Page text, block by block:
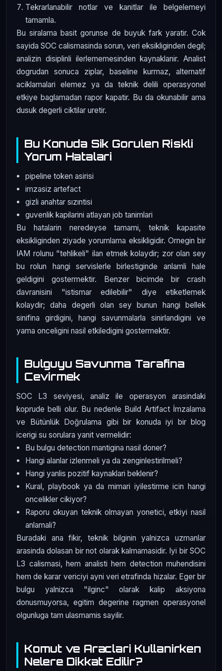
Tekrarlanabilir notlar ve kanitlar ile belgelemeyi
tamamla.
Bu siralama basit gorunse de buyuk fark yaratir. Cok
sayida SOC calismasinda sorun, veri eksikliginden degil;
analizin disiplinli ilerlememesinden kaynaklanir. Analist
dogrudan sonuca ziplar, baseline kurmaz, alternatif
aciklamalari elemez ya da teknik delili operasyonel
etkiye baglamadan rapor kapatir. Bu da okunabilir ama
dusuk degerli ciktilar uretir.
Bu Konuda Sik Gorulen Riskli
Yorum Hatalari
pipeline token asirisi
imzasiz artefact
gizli anahtar sızıntisi
guvenlik kapilarini atlayan job tanimlari
Bu hatalarin neredeyse tamami, teknik kapasite
eksikliginden ziyade yorumlama eksikligidir. Ornegin bir
IAM rolunu "tehlikeli" ilan etmek kolaydir; zor olan sey
bu rolun hangi servislerle birlestiginde anlamli hale
geldigini gostermektir. Benzer bicimde bir crash
davranisini "istismar edilebilir" diye etiketlemek
kolaydir; daha degerli olan sey bunun hangi bellek
sinifina girdigini, hangi savunmalarla sinirlandigini ve
yama onceligini nasil etkiledigini gostermektir.
Bulguyu Savunma Tarafina
Cevirmek
SOC L3 seviyesi, analiz ile operasyon arasindaki
koprude belli olur. Bu nedenle Build Artifact İmzalama
ve Bütünlük Doğrulama gibi bir konuda iyi bir blog
icerigi su sorulara yanit vermelidir:
Bu bulgu detection mantigina nasil doner?
Hangi alanlar izlenmeli ya da zenginlestirilmeli?
Hangi yanlis pozitif kaynaklari beklenir?
Kural, playbook ya da mimari iyilestirme icin hangi
oncelikler cikiyor?
Raporu okuyan teknik olmayan yonetici, etkiyi nasil
anlamali?
Buradaki ana fikir, teknik bilginin yalnizca uzmanlar
arasinda dolasan bir not olarak kalmamasidir. Iyi bir SOC
L3 calismasi, hem analisti hem detection muhendisini
hem de karar vericiyi ayni veri etrafinda hizalar. Eger bir
bulgu yalnizca "ilginc" olarak kalip aksiyona
donusmuyorsa, egitim degerine ragmen operasyonel
olgunluga tam ulasmamis sayilir.
Komut ve Araclari Kullanirken
Nelere Dikkat Edilir?